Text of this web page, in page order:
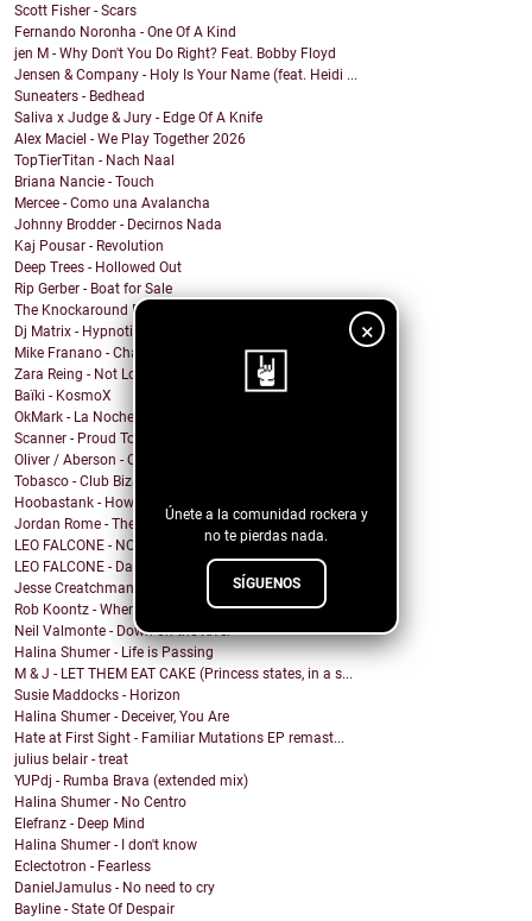
×
Únete a la comunidad rockera y
no te pierdas nada.
SÍGUENOS
Scott Fisher - Scars
Fernando Noronha - One Of A Kind
jen M - Why Don't You Do Right? Feat. Bobby Floyd
Jensen & Company - Holy Is Your Name (feat. Heidi ...
Suneaters - Bedhead
Saliva x Judge & Jury - Edge Of A Knife
Alex Maciel - We Play Together 2026
TopTierTitan - Nach Naal
Briana Nancie - Touch
Mercee - Como una Avalancha
Johnny Brodder - Decirnos Nada
Kaj Pousar - Revolution
Deep Trees - Hollowed Out
Rip Gerber - Boat for Sale
The Knockaround Band - Ends Tonight
Dj Matrix - Hypnotic
Mike Franano - Chair At My Table
Zara Reing - Not Lost
Baïki - KosmoX
OkMark - La Noche de Mi Funeral
Scanner - Proud To Be A Nothin'
Oliver / Aberson - Oliver / Aberson: Let It Burn (...
Tobasco - Club Bizarre 26
Hoobastank - How Do You Sleep?
Jordan Rome - Them Dues
LEO FALCONE - NOCTURNO
LEO FALCONE - Dale !
Jesse Creatchman - fake it til u make it
Rob Koontz - When We Hear the Call
Neil Valmonte - Down on the River
Halina Shumer - Life is Passing
M & J - LET THEM EAT CAKE (Princess states, in a s...
Susie Maddocks - Horizon
Halina Shumer - Deceiver, You Are
Hate at First Sight - Familiar Mutations EP remast...
julius belair - treat
YUPdj - Rumba Brava (extended mix)
Halina Shumer - No Centro
Elefranz - Deep Mind
Halina Shumer - I don't know
Eclectotron - Fearless
DanielJamulus - No need to cry
Bayline - State Of Despair